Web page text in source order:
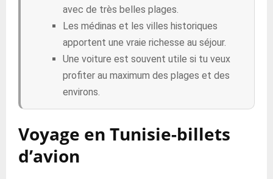
avec de très belles plages.
Les médinas et les villes historiques
apportent une vraie richesse au séjour.
Une voiture est souvent utile si tu veux
profiter au maximum des plages et des
environs.
Voyage en Tunisie-billets
d’avion